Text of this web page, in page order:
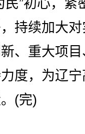
民”初心，紧
持续加大
、重大项
度，为辽
(完)